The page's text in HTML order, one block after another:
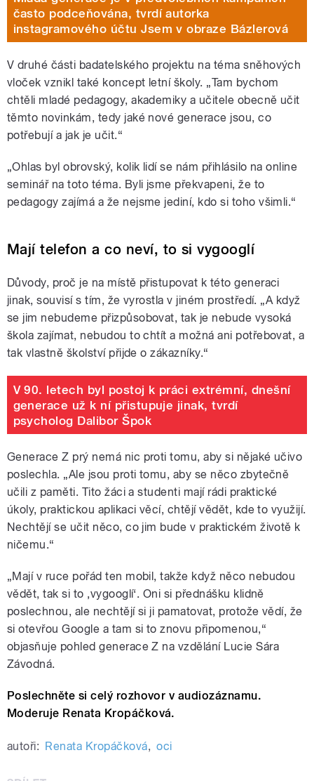
často podceňována, tvrdí autorka
instagramového účtu Jsem v obraze Bázlerová
V druhé části badatelského projektu na téma sněhových
vloček vznikl také koncept letní školy. „Tam bychom
chtěli mladé pedagogy, akademiky a učitele obecně učit
těmto novinkám, tedy jaké nové generace jsou, co
potřebují a jak je učit.“
„Ohlas byl obrovský, kolik lidí se nám přihlásilo na online
seminář na toto téma. Byli jsme překvapeni, že to
pedagogy zajímá a že nejsme jediní, kdo si toho všimli.“
Mají telefon a co neví, to si vygooglí
Důvody, proč je na místě přistupovat k této generaci
jinak, souvisí s tím, že vyrostla v jiném prostředí. „A když
se jim nebudeme přizpůsobovat, tak je nebude vysoká
škola zajímat, nebudou to chtít a možná ani potřebovat, a
tak vlastně školství přijde o zákazníky.“
V 90. letech byl postoj k práci extrémní, dnešní
generace už k ní přistupuje jinak, tvrdí
psycholog Dalibor Špok
Generace Z prý nemá nic proti tomu, aby si nějaké učivo
poslechla. „Ale jsou proti tomu, aby se něco zbytečně
učili z paměti. Tito žáci a studenti mají rádi praktické
úkoly, praktickou aplikaci věcí, chtějí vědět, kde to využijí.
Nechtějí se učit něco, co jim bude v praktickém životě k
ničemu.“
„Mají v ruce pořád ten mobil, takže když něco nebudou
vědět, tak si to ‚vygooglí‘. Oni si přednášku klidně
poslechnou, ale nechtějí si ji pamatovat, protože vědí, že
si otevřou Google a tam si to znovu připomenou,“
objasňuje pohled generace Z na vzdělání Lucie Sára
Závodná.
Poslechněte si celý rozhovor v audiozáznamu.
Moderuje Renata Kropáčková.
autoři: Renata Kropáčková, oci